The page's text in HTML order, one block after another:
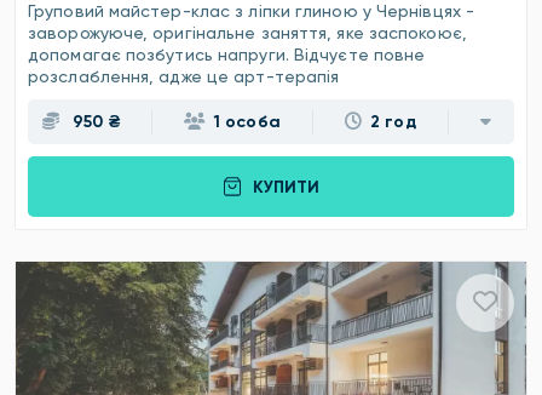
Груповий майстер-клас з ліпки глиною у Чернівцях -
заворожуюче, оригінальне заняття, яке заспокоює,
допомагає позбутись напруги. Відчуєте повне
розслаблення, адже це арт-терапія
950 ₴ 1 особа 2 год
КУПИТИ